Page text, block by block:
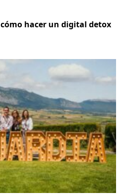
hacer un digital detox